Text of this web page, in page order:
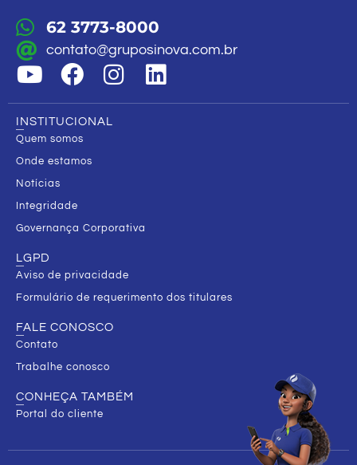
62 3773-8000
contato@gruposinova.com.br
INSTITUCIONAL
Quem somos
Onde estamos
Notícias
Integridade
Governança Corporativa
LGPD
Aviso de privacidade
Formulário de requerimento dos titulares
FALE CONOSCO
Contato
Trabalhe conosco
CONHEÇA TAMBÉM
Portal do cliente